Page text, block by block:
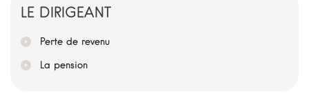
LE DIRIGEANT
Perte de revenu
La pension